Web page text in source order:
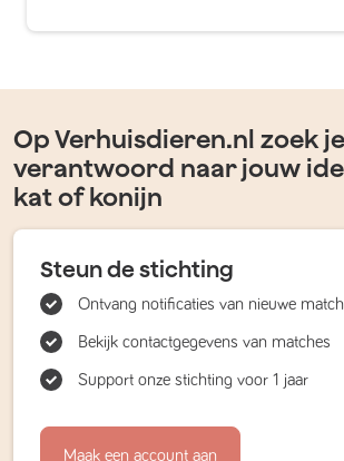
Op Verhuisdieren.nl zoek je
verantwoord naar jouw
kat of konijn
Steun de stichting
Ontvang notificaties van nieuwe
Bekijk contactgegevens van matches
Support onze stichting voor 1 jaar
Maak een account aan